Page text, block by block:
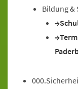
Bildung &